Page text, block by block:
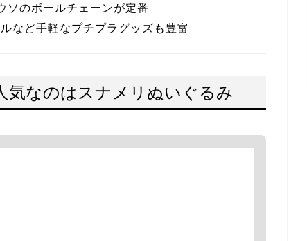
ソのボールチェーンが定番
など手軽なプチプラグッズも豊富
気なのはスナメリぬいぐるみ